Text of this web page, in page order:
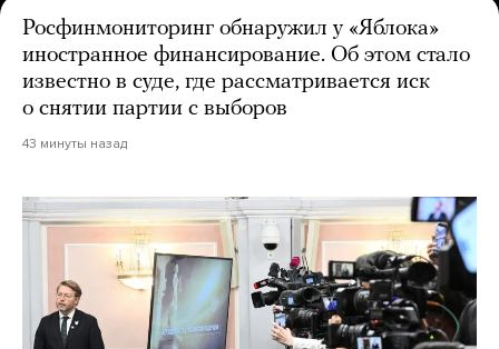
Росфинмониторинг обнаружил у «Яблока»
иностранное финансирование. Об этом стало
известно в суде, где рассматривается иск
о снятии партии с выборов
43 минуты назад